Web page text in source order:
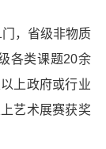
，省级非物质
各类课题20余
上政府或行业
艺术展赛获奖